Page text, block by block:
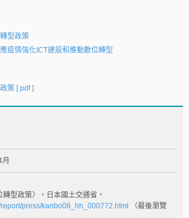
型政策
疫情強化ICT建設和推動數位轉型
策 [ pdf ]
轉型政策〉，日本國土交通省，
press/kanbo08_hh_000772.html
（最後瀏覽